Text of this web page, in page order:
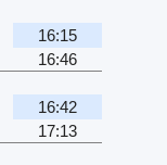
16:15
16:46
16:42
17:13